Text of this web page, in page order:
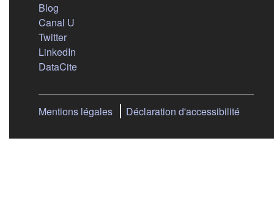
Blog
Canal U
Twitter(s'ouvre dans un nouvel onglet)
LinkedIn
DataCite(s'ouvre dans un nouvel onglet)
Mentions légales Déclaration d'accessibilité